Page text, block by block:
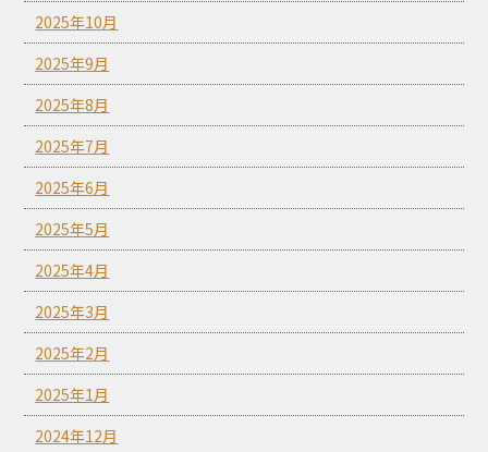
2025年10月
2025年9月
2025年8月
2025年7月
2025年6月
2025年5月
2025年4月
2025年3月
2025年2月
2025年1月
2024年12月